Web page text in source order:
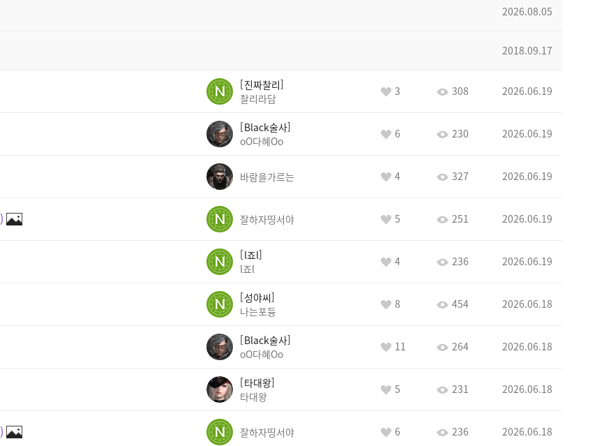
2026.08.05
2018.09.17
진짜찰리
찰리라담
3 308 2026.06.19
Black술사
oO다혜Oo
6 230 2026.06.19
바람을가르는 4 327 2026.06.19
잘하자띵서야 5 251 2026.06.19
l죠l
l죠l
4 236 2026.06.19
성야씨
나는포듕
8 454 2026.06.18
Black술사
oO다혜Oo
11 264 2026.06.18
타대왕
타대왕
5 231 2026.06.18
잘하자띵서야 6 236 2026.06.18